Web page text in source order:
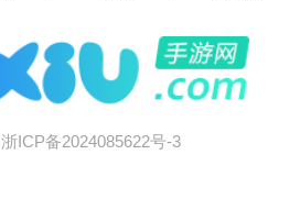
浙ICP备2024085622号-3